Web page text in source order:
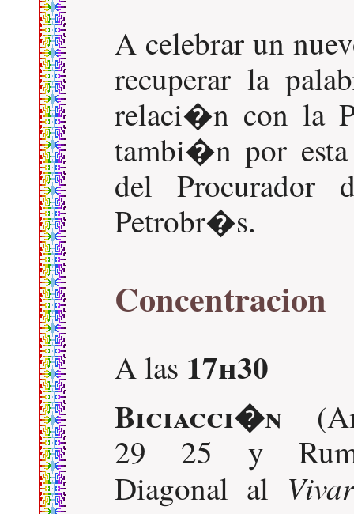
A celebrar un
recuperar la
relaci�n con la
tambi�n por
del Procurador
Petrobr�s.
Concentracion
A las 17h30
Biciacci�n
29 25 y
Diagonal al